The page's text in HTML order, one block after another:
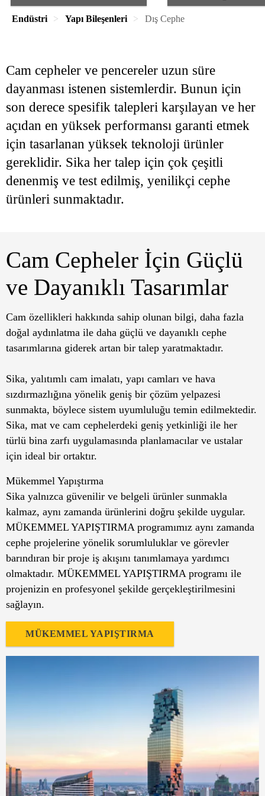
Endüstri Yapı Bileşenleri Dış Cephe
Cam cepheler ve pencereler uzun süre
dayanması istenen sistemlerdir. Bunun için
son derece spesifik talepleri karşılayan ve her
açıdan en yüksek performansı garanti etmek
için tasarlanan yüksek teknoloji ürünler
gereklidir. Sika her talep için çok çeşitli
denenmiş ve test edilmiş, yenilikçi cephe
ürünleri sunmaktadır.
Cam Cepheler İçin Güçlü
ve Dayanıklı Tasarımlar
Cam özellikleri hakkında sahip olunan bilgi, daha fazla
doğal aydınlatma ile daha güçlü ve dayanıklı cephe
tasarımlarına giderek artan bir talep yaratmaktadır.
Sika, yalıtımlı cam imalatı, yapı camları ve hava
sızdırmazlığına yönelik geniş bir çözüm yelpazesi
sunmakta, böylece sistem uyumluluğu temin edilmektedir.
Sika, mat ve cam cephelerdeki geniş yetkinliği ile her
türlü bina zarfı uygulamasında planlamacılar ve ustalar
için ideal bir ortaktır.
Mükemmel Yapıştırma
Sika yalnızca güvenilir ve belgeli ürünler sunmakla
kalmaz, aynı zamanda ürünlerini doğru şekilde uygular.
MÜKEMMEL YAPIŞTIRMA programımız aynı zamanda
cephe projelerine yönelik sorumluluklar ve görevler
barındıran bir proje iş akışını tanımlamaya yardımcı
olmaktadır. MÜKEMMEL YAPIŞTIRMA programı ile
projenizin en profesyonel şekilde gerçekleştirilmesini
sağlayın.
MÜKEMMEL YAPIŞTIRMA